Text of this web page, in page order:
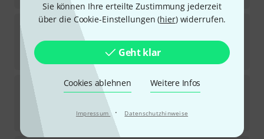
Sie können Ihre erteilte Zustimmung jederzeit
über die Cookie-Einstellungen (hier) widerrufen.
Geht klar
Cookies ablehnen Weitere Infos
Impressum · Datenschutzhinweise
DPAAIR1 Off-White L
DPADUA6005
Kurzfristig lieferbar (2–5 Tage)
55€